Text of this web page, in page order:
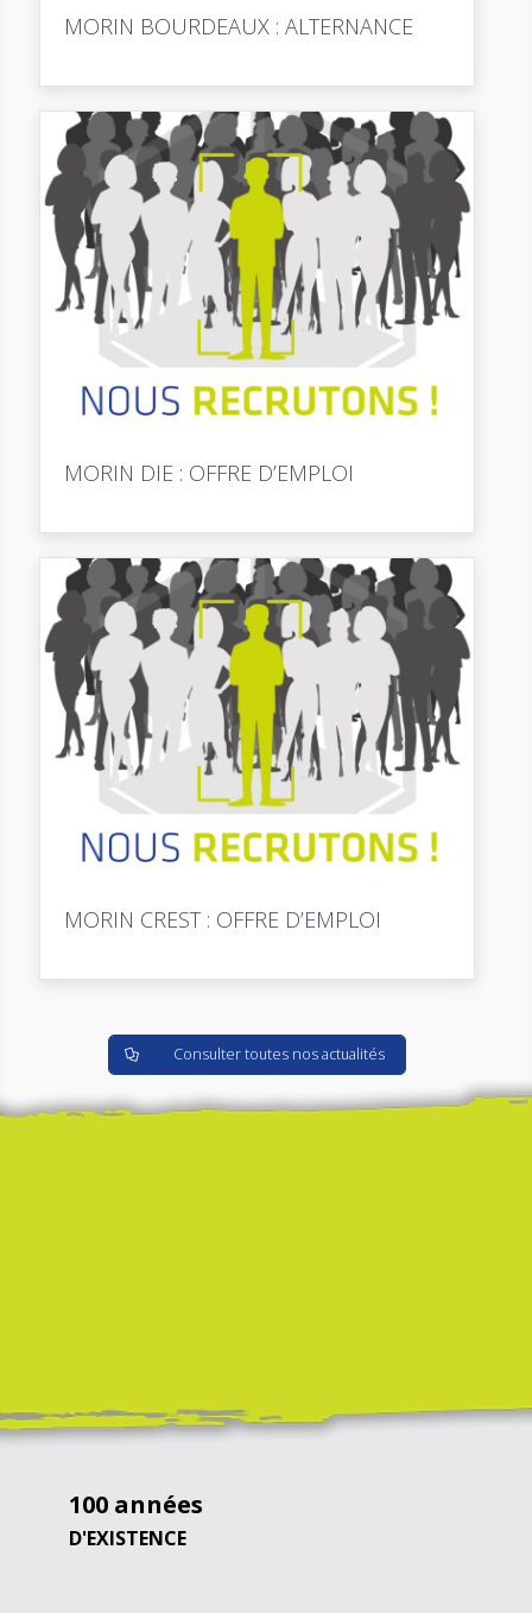
MORIN BOURDEAUX : ALTERNANCE
MORIN DIE : OFFRE D’EMPLOI
MORIN CREST : OFFRE D’EMPLOI
Consulter toutes nos actualités
100 années
D'EXISTENCE